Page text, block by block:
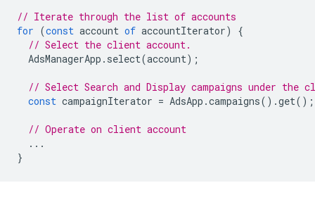
// Iterate through the list of accounts
for (const account of accountIterator)
{
// Select the client account.
AdsManagerApp . select(account);
// Select Search and Display campaigns under the
const campaignIterator = AdsApp .campaigns().get();
// Operate on client account
...
}